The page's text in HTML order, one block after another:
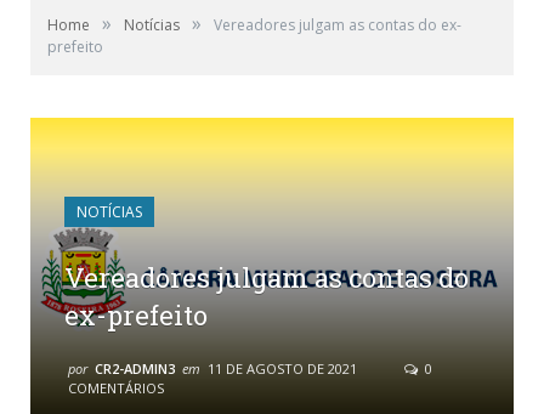
Home » Notícias »
Vereadores julgam as contas do ex-
prefeito
NOTÍCIAS
Vereadores julgam as contas do
ex-prefeito
por CR2-ADMIN3 em 11 DE AGOSTO DE 2021
0
COMENTÁRIOS